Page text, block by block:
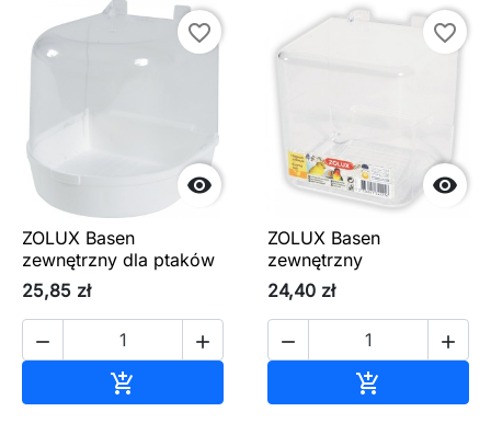

favorite_border
ZOLUX Basen
zewnętrzny dla ptaków
25,85 zł
 


favorite_border
ZOLUX Basen
zewnętrzny
24,40 zł
 
